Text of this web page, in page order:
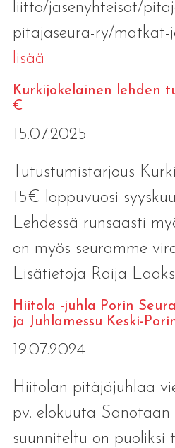
liitto/jasenyhteisot/
pitajaseura-ry/matkat-
lisää
Kurkijokelainen lehden
€
15.07.2025
Tutustumistarjous
15€ loppuvuosi
Lehdessä runsaasti
on myös seuramme
Lisätietoja Raija
Hiitola -juhla Porin
ja Juhlamessu Keski-
19.07.2024
Hiitolan pitäjäjuhlaa
pv. elokuuta
suunniteltu on puoliksi